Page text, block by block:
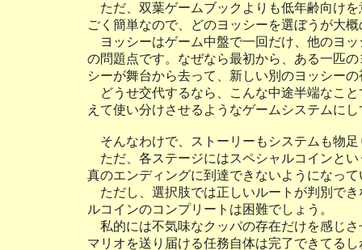
ただ、双葉ゲームブックよりも低年齢向け
ごく簡単なので、どのヨッシーを選ぼうが大
ヨッシーはゲーム中盤で一回だけ、他のヨ
の問題点です。なぜなら最初から、ある一匹
シーが舞台から去って、新しい別のヨッシー
どうせ交代するなら、こんな中途半端なこ
えて使い分けさせるようなゲームシステムに
そんなわけで、ストーリーもシステムも物足
ただ、各ステージにはスペシャルコインと
真のエンディングに到達できないようになっ
ただし、選択肢では正しいルートが判別で
ルコインのコンプリートは困難でしょう。
私的には不気味なクッパの存在だけを感じ
マリオを送り届ける任務自体は完了できてるし